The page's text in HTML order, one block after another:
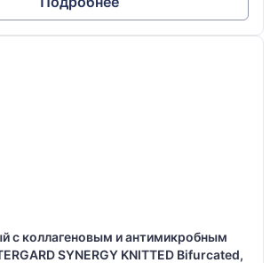
с коллагеновым и антимикробным
SYNERGY KNITTED Bifurcated,